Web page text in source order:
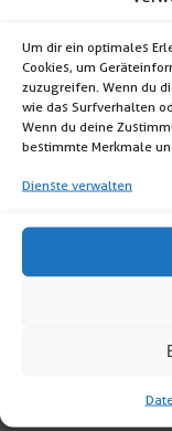
Um dir ein optimales
Cookies, um
zuzugreifen. Wenn du
wie das Surfverhalten
Wenn du deine
bestimmte Merkmale
Dienste verwalten
Rollen;
verchromtes